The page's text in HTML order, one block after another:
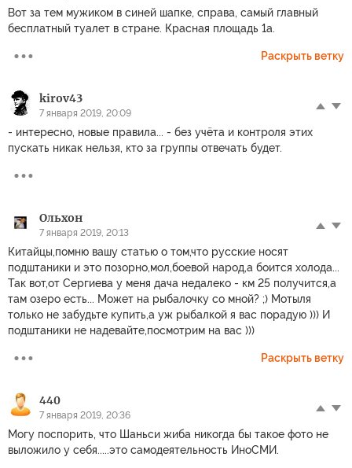
Вот за тем мужиком в синей шапке, справа, самый главный
бесплатный туалет в стране. Красная площадь 1а.
Раскрыть ветку
kirov43
7 января 2019, 20:09
- интересно, новые правила... - без учёта и контроля этих
пускать никак нельзя, кто за группы отвечать будет.
Ольхон
7 января 2019, 20:13
Китайцы,помню вашу статью о том,что русские носят
подштаники и это позорно,мол,боевой народ,а боится холода...
Так вот,от Сергиева у меня дача недалеко - км 25 получится,а
там озеро есть... Может на рыбалочку со мной? ;) Мотыля
только не забудьте купить,а уж рыбалкой я вас порадую ))) И
подштаники не надевайте,посмотрим на вас )))
Раскрыть ветку
440
7 января 2019, 20:36
Могу поспорить, что Шаньси жиба никогда бы такое фото не
выложило у себя.....это самодеятельность ИноСМИ.